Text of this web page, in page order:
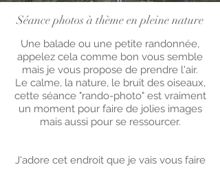
Séance photos à thème en pleine nature
Une balade ou une petite randonnée,
appelez cela comme bon vous semble
mais je vous propose de prendre l'air.
Le calme, la nature, le bruit des oiseaux,
cette séance "rando-photo" est vraiment
un moment pour faire de jolies images
mais aussi pour se ressourcer.
J'adore cet endroit que je vais vous faire